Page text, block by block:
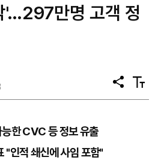
'…297만명 고객 정
공
유
텍
스
한 CVC 등 정보 유출
"인적 쇄신에 사임 포함"